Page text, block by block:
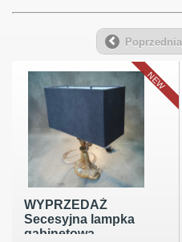
Poprzednia
WYPRZEDAŻ
Secesyjna lampka
gabinetowa,
NEW